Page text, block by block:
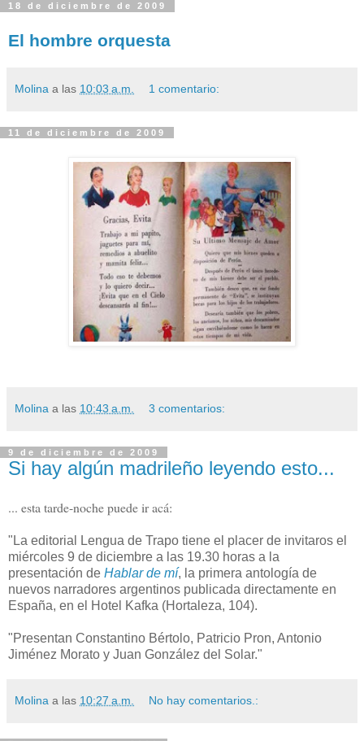
18 de diciembre de 2009
El hombre orquesta
Molina a las 10:03 a.m. 1 comentario:
11 de diciembre de 2009
Molina a las 10:43 a.m. 3 comentarios:
9 de diciembre de 2009
Si hay algún madrileño leyendo esto...
... esta tarde-noche puede ir acá:
"La editorial Lengua de Trapo tiene el placer de invitaros el
miércoles 9 de diciembre a las 19.30 horas a la
presentación de Hablar de mí, la primera antología de
nuevos narradores argentinos publicada directamente en
España, en el Hotel Kafka (Hortaleza, 104).
"Presentan Constantino Bértolo, Patricio Pron, Antonio
Jiménez Morato y Juan González del Solar."
Molina a las 10:27 a.m. No hay comentarios.: